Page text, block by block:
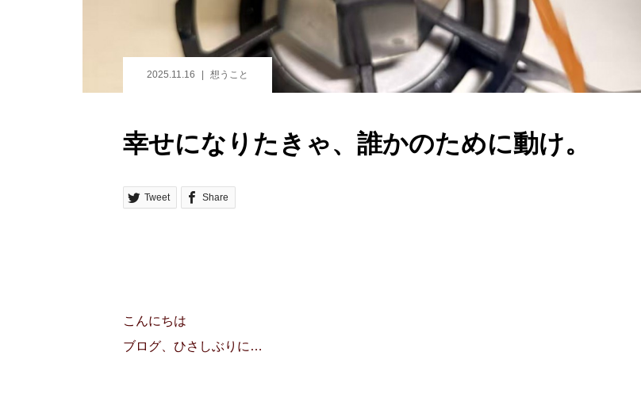
2025.11.16 想うこと
幸せになりたきゃ、誰かのために動け。
Tweet Share
こんにちは
ブログ、ひさしぶりに…